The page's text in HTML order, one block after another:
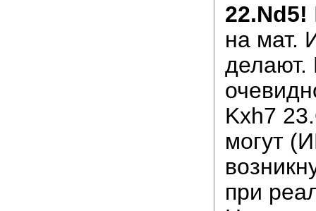
22.Nd5!
на мат.
делают.
Kxh7
могут
при